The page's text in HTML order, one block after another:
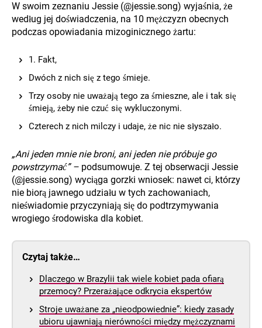
W swoim zeznaniu Jessie (@jessie.song) wyjaśnia, że
według jej doświadczenia, na 10 mężczyzn obecnych
podczas opowiadania mizoginicznego żartu:
1. Fakt,
Dwóch z nich się z tego śmieje.
Trzy osoby nie uważają tego za śmieszne, ale i tak się
śmieją, żeby nie czuć się wykluczonymi.
Czterech z nich milczy i udaje, że nic nie słyszało.
„Ani jeden mnie nie broni, ani jeden nie próbuje go
powstrzymać” – podsumowuje. Z tej obserwacji Jessie
(@jessie.song) wyciąga gorzki wniosek: nawet ci, którzy
nie biorą jawnego udziału w tych zachowaniach,
nieświadomie przyczyniają się do podtrzymywania
wrogiego środowiska dla kobiet.
Czytaj także…
Dlaczego w Brazylii tak wiele kobiet pada ofiarą
przemocy? Przerażające odkrycia ekspertów
Stroje uważane za „nieodpowiednie”: kiedy zasady
ubioru ujawniają nierówności między mężczyznami